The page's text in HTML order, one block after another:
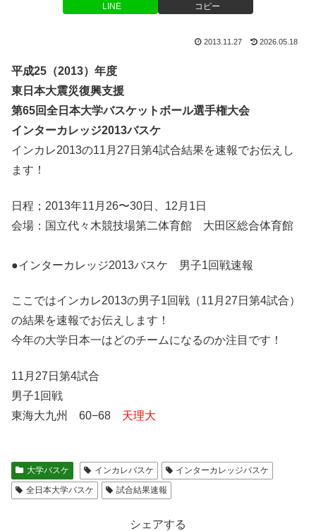
LINE コピー
2013.11.27 2026.05.18
平成25（2013）年度
東日本大震災復興支援
第65回全日本大学バスケットボール選手権大会
インターカレッジ2013バスケ
インカレ2013の11月27日第4試合結果を速報でお伝えし
ます！
日程；2013年11月26〜30日、12月1日
会場：国立代々木競技場第二体育館 大田区総合体育館
●インターカレッジ2013バスケ 男子1回戦速報
ここではインカレ2013の男子1回戦（11月27日第4試合）
の結果を速報でお伝えします！
今年の大学日本一はどのチームになるのか注目です！
11月27日第4試合
男子1回戦
東海大九州 60−68 天理大
大学バスケ インカレバスケ
インターカレッジバスケ
全日本大学バスケ
試合結果速報
シェアする